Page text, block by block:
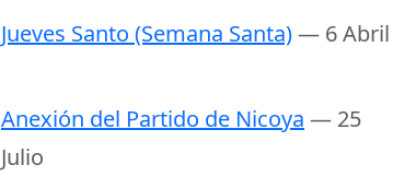
Jueves Santo (Semana Santa)— 6 Abril
Anexión del Partido de Nicoya — 25
Julio